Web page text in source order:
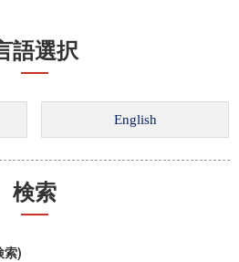
語選択
検索
索)